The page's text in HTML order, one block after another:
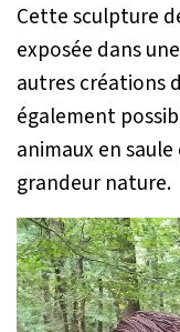
Cette sculpture
exposée dans
autres créations
également
animaux en
grandeur nature.